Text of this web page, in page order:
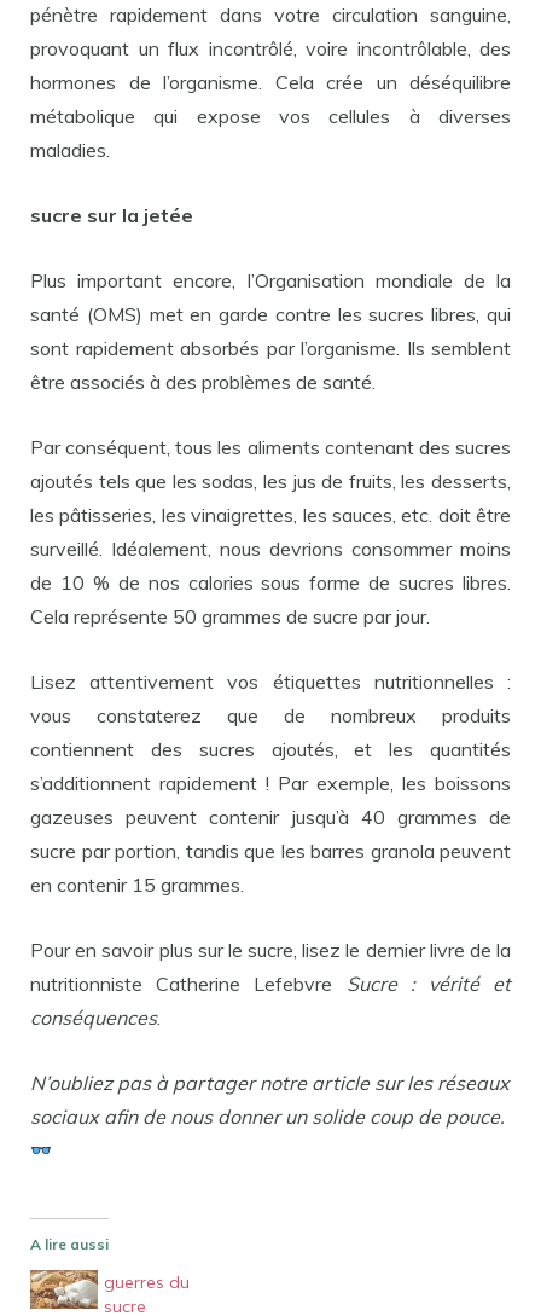
pénètre rapidement dans votre circulation sanguine,
provoquant un flux incontrôlé, voire incontrôlable, des
hormones de l’organisme. Cela crée un déséquilibre
métabolique qui expose vos cellules à diverses
maladies.
sucre sur la jetée
Plus important encore, l’Organisation mondiale de la
santé (OMS) met en garde contre les sucres libres, qui
sont rapidement absorbés par l’organisme. Ils semblent
être associés à des problèmes de santé.
Par conséquent, tous les aliments contenant des sucres
ajoutés tels que les sodas, les jus de fruits, les desserts,
les pâtisseries, les vinaigrettes, les sauces, etc. doit être
surveillé. Idéalement, nous devrions consommer moins
de 10 % de nos calories sous forme de sucres libres.
Cela représente 50 grammes de sucre par jour.
Lisez attentivement vos étiquettes nutritionnelles :
vous constaterez que de nombreux produits
contiennent des sucres ajoutés, et les quantités
s’additionnent rapidement ! Par exemple, les boissons
gazeuses peuvent contenir jusqu’à 40 grammes de
sucre par portion, tandis que les barres granola peuvent
en contenir 15 grammes.
Pour en savoir plus sur le sucre, lisez le dernier livre de la
nutritionniste Catherine Lefebvre Sucre : vérité et
conséquences.
N’oubliez pas à partager notre article sur les réseaux
sociaux afin de nous donner un solide coup de pouce.
A lire aussi
guerres du
sucre